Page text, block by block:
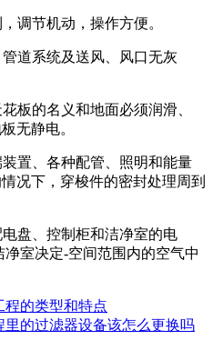
节机动，操作方便。
道系统及送风、风口无灰
的名义和地面必须润滑、
无静电。
置、各种配管、照明和能量
况下，穿梭件的密封处理周到
盘、控制柜和洁净室的电
室决定-空间范围内的空气中
程的类型和特点
里的过滤器设备该怎么更换吗